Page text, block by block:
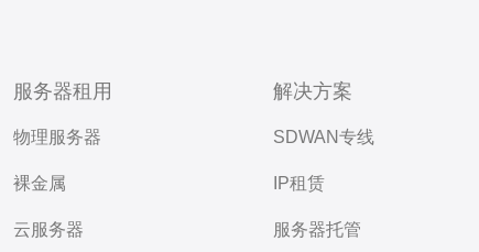
服务器租用
物理服务器
裸金属
云服务器
解决方案
SDWAN专线
IP租赁
服务器托管